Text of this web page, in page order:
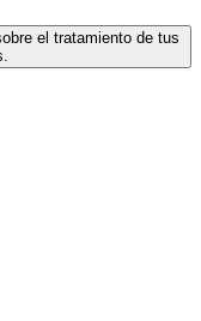
el tratamiento de tus